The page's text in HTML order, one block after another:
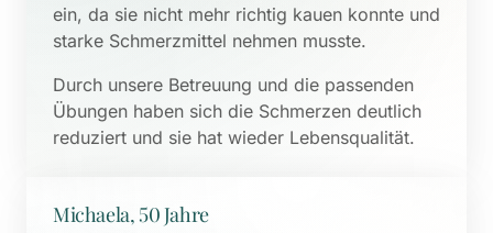
ein, da sie nicht mehr richtig kauen konnte und
starke Schmerzmittel nehmen musste.
Durch unsere Betreuung und die passenden
Übungen haben sich die Schmerzen deutlich
reduziert und sie hat wieder Lebensqualität.
Michaela, 50 Jahre